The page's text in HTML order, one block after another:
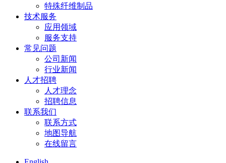
特殊纤维制品
技术服务
应用领域
服务支持
常见问题
公司新闻
行业新闻
人才招聘
人才理念
招聘信息
联系我们
联系方式
地图导航
在线留言